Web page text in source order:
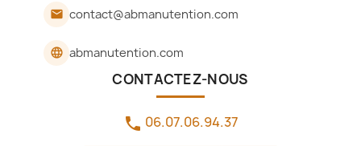
email contact@abmanutention.com
language abmanutention.com
CONTACTEZ-NOUS
phone 06.07.06.94.37